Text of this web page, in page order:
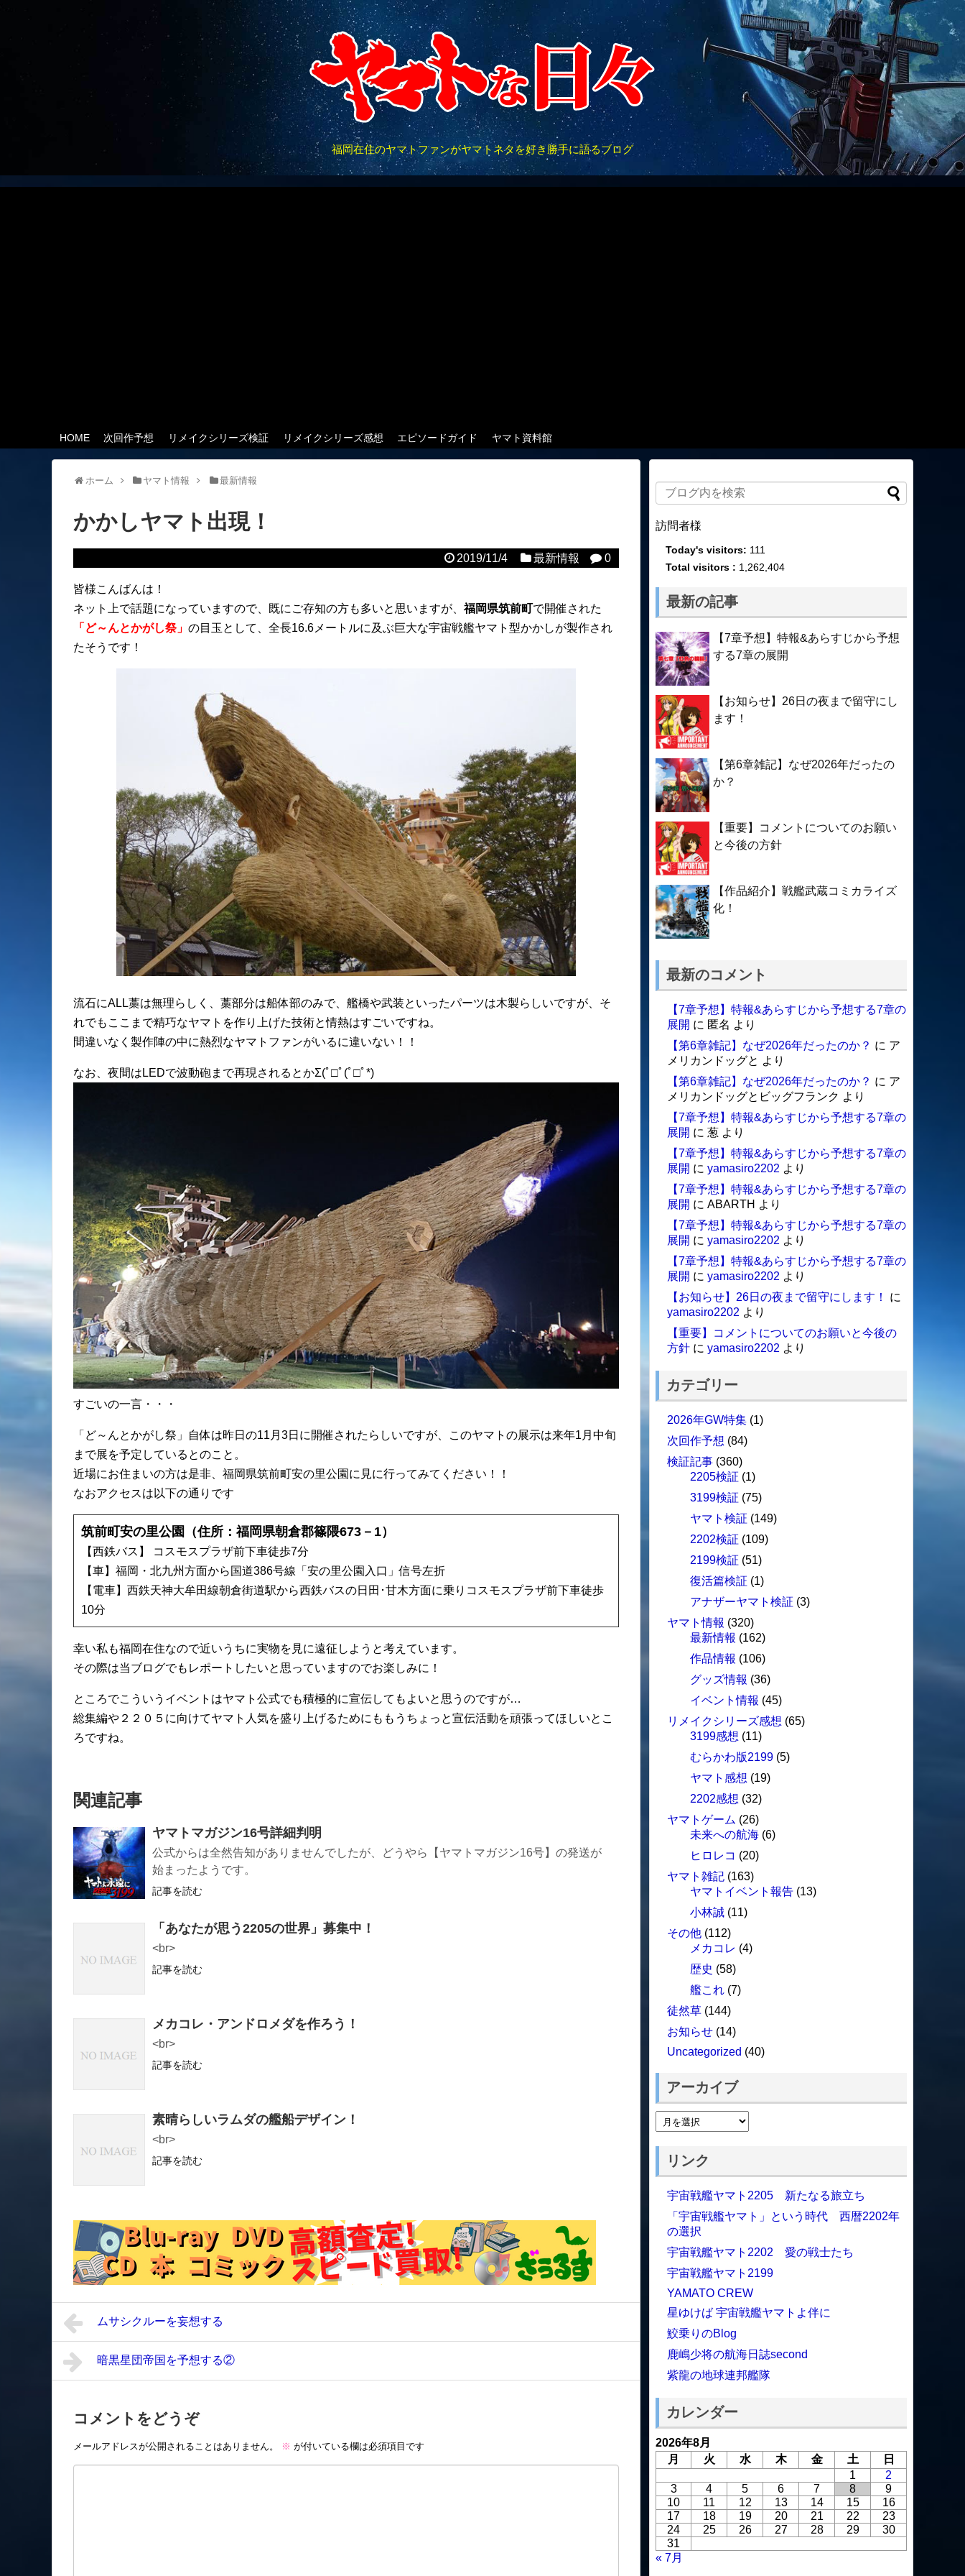
福岡在住のヤマトファンがヤマトネタを好き勝手に語るブログ
HOME 次回作予想 リメイクシリーズ検証 リメイクシリーズ感想 エピソードガイド ヤマト資料館
ホーム ヤマト情報 最新情報
かかしヤマト出現！
2019/11/4 最新情報 0
皆様こんばんは！
ネット上で話題になっていますので、既にご存知の方も多いと思いますが、福岡県筑前町で開催された
「ど～んとかがし祭」 の目玉として、全長16.6メートルに及ぶ巨大な宇宙戦艦ヤマト型かかしが製作され
たそうです！
流石にALL藁は無理らしく、藁部分は船体部のみで、艦橋や武装といったパーツは木製らしいですが、そ
れでもここまで精巧なヤマトを作り上げた技術と情熱はすごいですね。
間違いなく製作陣の中に熱烈なヤマトファンがいるに違いない！！
なお、夜間はLEDで波動砲まで再現されるとかΣ(ﾟ□ﾟ(ﾟ□ﾟ*)
すごいの一言・・・
「ど～んとかがし祭」自体は昨日の11月3日に開催されたらしいですが、このヤマトの展示は来年1月中旬
まで展を予定しているとのこと。
近場にお住まいの方は是非、福岡県筑前町安の里公園に見に行ってみてください！！
なおアクセスは以下の通りです
筑前町安の里公園（住所：福岡県朝倉郡篠隈673－1）
【西鉄バス】 コスモスプラザ前下車徒歩7分
【車】福岡・北九州方面から国道386号線「安の里公園入口」信号左折
【電車】西鉄天神大牟田線朝倉街道駅から西鉄バスの日田･甘木方面に乗りコスモスプラザ前下車徒歩
10分
幸い私も福岡在住なので近いうちに実物を見に遠征しようと考えています。
その際は当ブログでもレポートしたいと思っていますのでお楽しみに！
ところでこういうイベントはヤマト公式でも積極的に宣伝してもよいと思うのですが…
総集編や２２０５に向けてヤマト人気を盛り上げるためにももうちょっと宣伝活動を頑張ってほしいとこ
ろですね。
関連記事
ヤマトマガジン16号詳細判明
公式からは全然告知がありませんでしたが、どうやら【ヤマトマガジン16号】の発送が
始まったようです。
記事を読む
「あなたが思う2205の世界」募集中！
<br>
記事を読む
メカコレ・アンドロメダを作ろう！
<br>
記事を読む
素晴らしいラムダの艦船デザイン！
<br>
記事を読む
ムサシクルーを妄想する
暗黒星団帝国を予想する②
コメントをどうぞ
メールアドレスが公開されることはありません。 ※ が付いている欄は必須項目です
訪問者様
Today's visitors: 111
Total visitors : 1,262,404
最新の記事
【7章予想】特報&あらすじから予想
する7章の展開
【お知らせ】26日の夜まで留守にし
ます！
【第6章雑記】なぜ2026年だったの
か？
【重要】コメントについてのお願い
と今後の方針
【作品紹介】戦艦武蔵コミカライズ
化！
最新のコメント
【7章予想】特報&あらすじから予想する7章の
展開 に 匿名 より
【第6章雑記】なぜ2026年だったのか？ に ア
メリカンドッグと より
【第6章雑記】なぜ2026年だったのか？ に ア
メリカンドッグとビッグフランク より
【7章予想】特報&あらすじから予想する7章の
展開 に 葱 より
【7章予想】特報&あらすじから予想する7章の
展開 に yamasiro2202 より
【7章予想】特報&あらすじから予想する7章の
展開 に ABARTH より
【7章予想】特報&あらすじから予想する7章の
展開 に yamasiro2202 より
【7章予想】特報&あらすじから予想する7章の
展開 に yamasiro2202 より
【お知らせ】26日の夜まで留守にします！
に
yamasiro2202 より
【重要】コメントについてのお願いと今後の
方針 に yamasiro2202 より
カテゴリー
2026年GW特集 (1)
次回作予想 (84)
検証記事 (360)
2205検証 (1)
3199検証 (75)
ヤマト検証 (149)
2202検証 (109)
2199検証 (51)
復活篇検証 (1)
アナザーヤマト検証 (3)
ヤマト情報 (320)
最新情報 (162)
作品情報 (106)
グッズ情報 (36)
イベント情報 (45)
リメイクシリーズ感想 (65)
3199感想 (11)
むらかわ版2199 (5)
ヤマト感想 (19)
2202感想 (32)
ヤマトゲーム (26)
未来への航海 (6)
ヒロレコ (20)
ヤマト雑記 (163)
ヤマトイベント報告 (13)
小林誠 (11)
その他 (112)
メカコレ (4)
歴史 (58)
艦これ (7)
徒然草 (144)
お知らせ (14)
Uncategorized (40)
アーカイブ
リンク
宇宙戦艦ヤマト2205 新たなる旅立ち
「宇宙戦艦ヤマト」という時代 西暦2202年
の選択
宇宙戦艦ヤマト2202 愛の戦士たち
宇宙戦艦ヤマト2199
YAMATO CREW
星ゆけば 宇宙戦艦ヤマトよ伴に
鮫乗りのBlog
鹿嶋少将の航海日誌second
紫龍の地球連邦艦隊
カレンダー
2026年8月
月
火 水 木 金 土
日
1
2
3
4 5 6 7 8
9
10
11 12 13 14 15
16
17
18 19 20 21 22
23
24
25 26 27 28 29
30
31
« 7月